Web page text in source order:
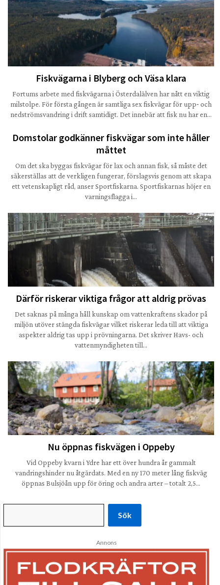
Fiskvägarna i Blyberg och Väsa klara
Fortums arbete med fiskvägarna i Österdalälven har nått en viktig
milstolpe. För första gången är samtliga sex fiskvägar för upp‑ och
nedströmsvandring i drift samtidigt. Det innebär att fisk nu har en…
Domstolar godkänner fiskvägar som inte håller
måttet
Om det ska byggas fiskvägar för lax och annan fisk, så måste det
säkerställas att de verkligen fungerar, förslagsvis genom att skapa
ett vetenskapligt råd, anser Sportfiskarna. Sportfiskarnas höjer en
varningsflagga i…
Därför riskerar viktiga frågor att aldrig prövas
Det saknas på många håll kunskap om vattenkraftens skador på
miljön utöver stängda fiskvägar vilket riskerar leda till att viktiga
aspekter aldrig tas upp i prövningarna. Det skriver Havs- och
vattenmyndigheten till…
Nu öppnas fiskvägen i Oppeby
Vid Oppeby kvarn i Ydre har ett över hundra år gammalt
vandringshinder nu åtgärdats. Med en ny 170 meter lång fiskväg
öppnas Bulsjöån upp för öring och andra arter – totalt 2,5…
Sök
Annons